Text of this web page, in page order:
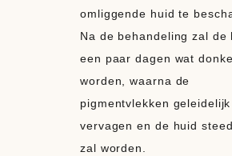
omliggende huid te
Na de behandeling zal de
een paar dagen wat
worden, waarna de
pigmentvlekken
vervagen en de huid
zal worden.